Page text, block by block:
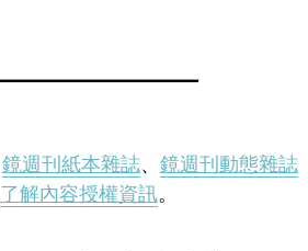
鏡週刊紙本雜誌、 鏡週刊動態雜誌
了解內容授權資訊。